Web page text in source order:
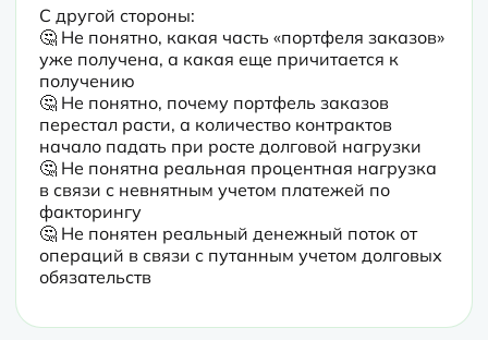
С другой стороны:
🤔 Не понятно, какая часть «портфеля заказов»
уже получена, а какая еще причитается к
получению
🤔 Не понятно, почему портфель заказов
перестал расти, а количество контрактов
начало падать при росте долговой нагрузки
🤔 Не понятна реальная процентная нагрузка
в связи с невнятным учетом платежей по
факторингу
🤔 Не понятен реальный денежный поток от
операций в связи с путанным учетом долговых
обязательств